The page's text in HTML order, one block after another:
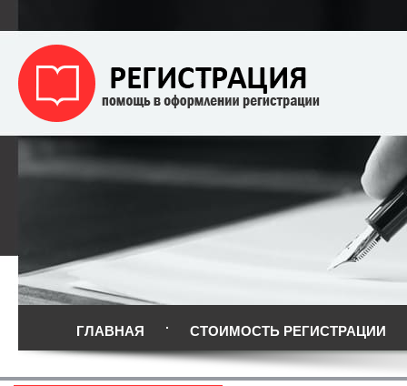
ГЛАВНАЯ СТОИМОСТЬ РЕГИСТРАЦИИ